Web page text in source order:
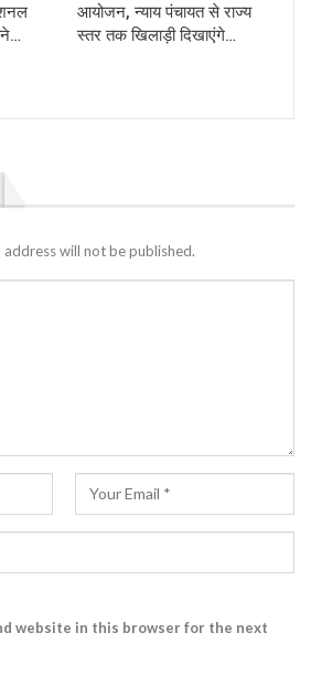
आयोजन, न्याय पंचायत से राज्य
स्तर तक खिलाड़ी दिखाएंगे…
address will not be published.
website in this browser for the next